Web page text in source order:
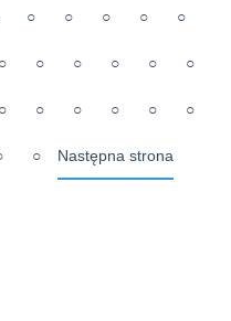
○ ○ ○ ○ ○
○ ○ ○ ○ ○ ○
○ ○ ○ ○ ○ ○
○ Następna strona